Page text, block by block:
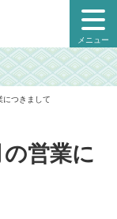
メニュー
につきまして
営業に